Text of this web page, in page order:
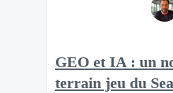
GEO et IA : un
terrain jeu du